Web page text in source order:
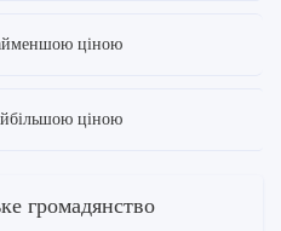
ціною
ціною
громадянство